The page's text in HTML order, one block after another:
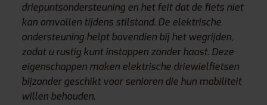
driepuntsondersteuning en het feit dat de fiets niet
kan omvallen tijdens stilstand. De elektrische
ondersteuning helpt bovendien bij het wegrijden,
zodat u rustig kunt instappen zonder haast. Deze
eigenschappen maken elektrische driewielfietsen
bijzonder geschikt voor senioren die hun mobiliteit
willen behouden.